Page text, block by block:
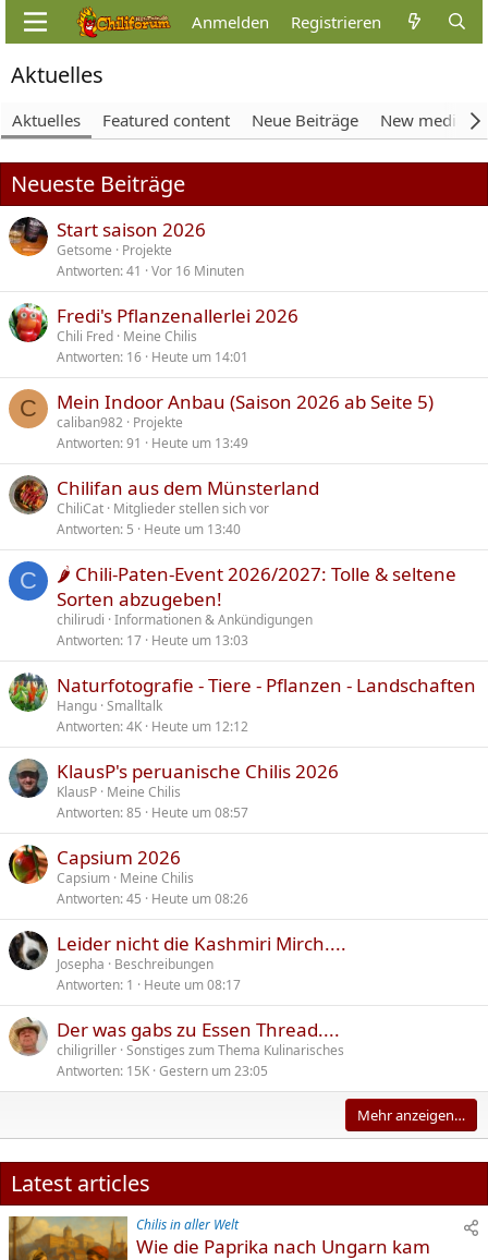
Anmelden Registrieren
Aktuelles
Aktuelles Featured content Neue Beiträge New media
Neueste Beiträge
Start saison 2026
Getsome
Projekte
Antworten 41 Vor 16 Minuten
Fredi's Pflanzenallerlei 2026
Chili Fred Meine Chilis
Antworten 16 Heute um 14:01
C Mein Indoor Anbau (Saison 2026 ab Seite 5)
caliban982 Projekte
Antworten 91 Heute um 13:49
Chilifan aus dem Münsterland
ChiliCat Mitglieder stellen sich vor
Antworten 5 Heute um 13:40
C
🌶️ Chili-Paten-Event 2026/2027: Tolle & seltene
Sorten abzugeben!
chilirudi Informationen & Ankündigungen
Antworten 17 Heute um 13:03
Naturfotografie - Tiere - Pflanzen - Landschaften
Hangu Smalltalk
Antworten 4K Heute um 12:12
KlausP's peruanische Chilis 2026
KlausP Meine Chilis
Antworten 85 Heute um 08:57
Capsium 2026
Capsium Meine Chilis
Antworten 45 Heute um 08:26
Leider nicht die Kashmiri Mirch....
Josepha
Beschreibungen
Antworten 1 Heute um 08:17
Der was gabs zu Essen Thread....
chiligriller Sonstiges zum Thema Kulinarisches
Antworten 15K Gestern um 23:05
Mehr anzeigen…
Latest articles
Chilis in aller Welt
Wie die Paprika nach Ungarn kam